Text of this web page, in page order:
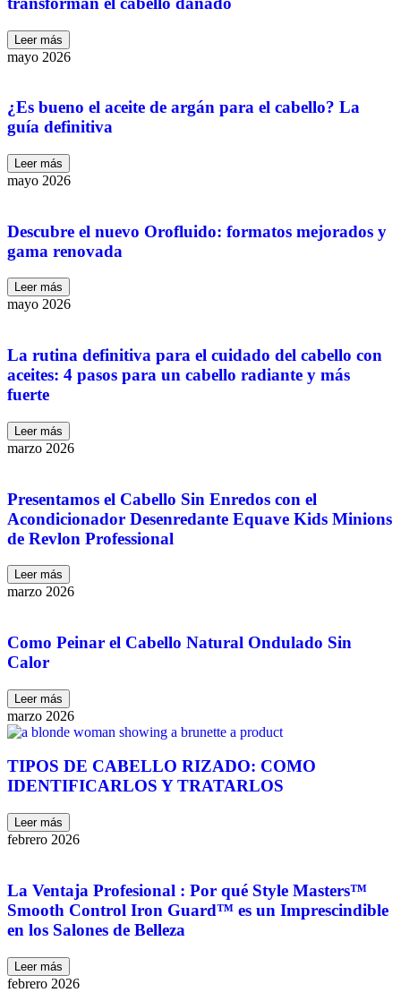
Leer más
mayo 2026
¿Es bueno el aceite de argán para el cabello? La
guía definitiva
Leer más
mayo 2026
Descubre el nuevo Orofluido: formatos mejorados y
gama renovada
Leer más
mayo 2026
La rutina definitiva para el cuidado del cabello con
aceites: 4 pasos para un cabello radiante y más
fuerte
Leer más
marzo 2026
Presentamos el Cabello Sin Enredos con el
Acondicionador Desenredante Equave Kids Minions
de Revlon Professional
Leer más
marzo 2026
Como Peinar el Cabello Natural Ondulado Sin
Calor
Leer más
marzo 2026
TIPOS DE CABELLO RIZADO: COMO
IDENTIFICARLOS Y TRATARLOS
Leer más
febrero 2026
La Ventaja Profesional : Por qué Style Masters™
Smooth Control Iron Guard™ es un Imprescindible
en los Salones de Belleza
Leer más
febrero 2026